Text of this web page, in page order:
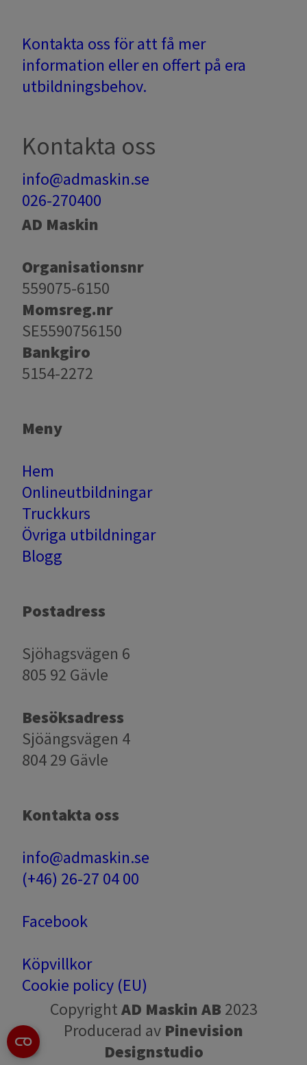
Kontakta oss för att få mer
information eller en offert på era
utbildningsbehov.
Kontakta oss
info@admaskin.se
026-270400
AD Maskin
Organisationsnr
559075-6150
Momsreg.nr
SE5590756150
Bankgiro
​​​​​​​5154-2272
Meny
Hem
Onlineutbildningar
Truckkurs
Övriga utbildningar
Blogg​​​​​​
Postadress
Sjöhagsvägen 6
805 92 Gävle
Besöksadress
Sjöängsvägen 4
804 29 Gävle
Kontakta oss
info@admaskin.se
(+46) 26-27 04 00
Facebook
Köpvillkor
Cookie policy (EU)
CopyrightAD Maskin AB 2023
Producerad av Pinevision
Designstudio